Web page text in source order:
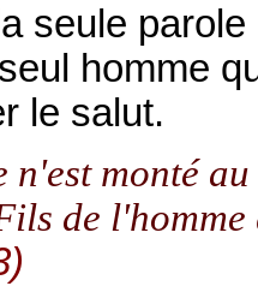
seule
homme
le salut.
n'est monté
de